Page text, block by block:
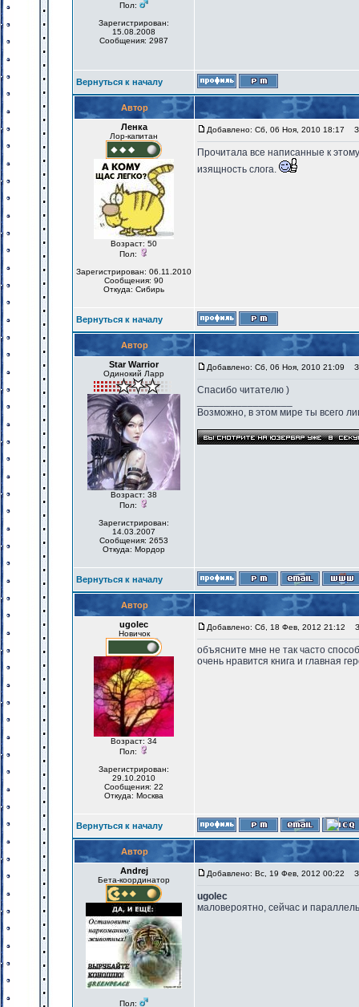
Пол:
Зарегистрирован:
15.08.2008
Сообщения: 2987
Вернуться к началу
Автор
Ленка
Лор-капитан
Возраст: 50
Пол:
Зарегистрирован: 06.11.2010
Сообщения: 90
Откуда: Сибирь
Добавлено: Сб, 06 Ноя, 2010 18:17
Прочитала все написанные к
изящность слога.
Вернуться к началу
Автор
Star Warrior
Одинокий Ларр
Возраст: 38
Пол:
Зарегистрирован:
14.03.2007
Сообщения: 2653
Откуда: Мордор
Добавлено: Сб, 06 Ноя, 2010 21:09
Спасибо читателю )
Возможно, в этом мире ты всего
Вернуться к началу
Автор
ugolec
Новичок
Возраст: 34
Пол:
Зарегистрирован:
29.10.2010
Сообщения: 22
Откуда: Москва
Добавлено: Сб, 18 Фев, 2012 21:12
объясните мне не так часто
очень нравится книга и главная
Вернуться к началу
Автор
Andrej
Бета-координатор
Пол:
Добавлено: Вс, 19 Фев, 2012 00:22
ugolec
маловероятно, сейчас и